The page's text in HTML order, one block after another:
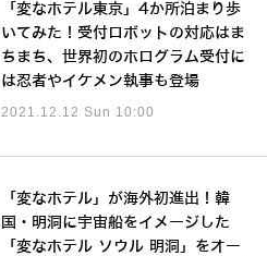
「変なホテル東京」4か所泊まり歩
いてみた！受付ロボットの対応はま
ちまち、世界初のホログラム受付に
は忍者やイケメン執事も登場
2021.12.12 Sun 10:00
「変なホテル」が海外初進出！韓
国・明洞に宇宙船をイメージした
「変なホテル ソウル 明洞」をオー